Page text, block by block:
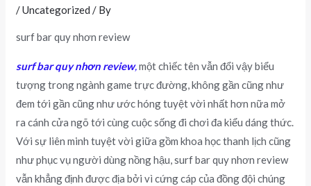
/Uncategorized / By
surf bar quy nhơn review
surf bar quy nhơn review,một chiếc tên vẫn đổi vậy biểu
tượng trong ngành game trực đường, không gần cũng như
đem tới gần cũng như ước hóng tuyệt vời nhất hơn nữa mở
ra cánh cửa ngõ tới cùng cuộc sống đi chơi đa kiểu dáng thức.
Với sự liên minh tuyệt vời giữa gồm khoa học thanh lịch cũng
như phục vụ người dùng nồng hậu, surf bar quy nhơn review
vẫn khẳng định được địa bởi vì cứng cáp của đồng đội chúng